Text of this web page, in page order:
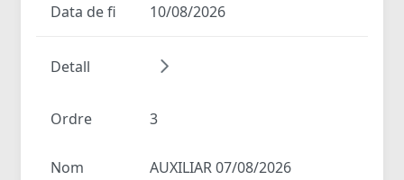
Data de fi 10/08/2026
Detall
Ordre 3
Nom AUXILIAR 07/08/2026